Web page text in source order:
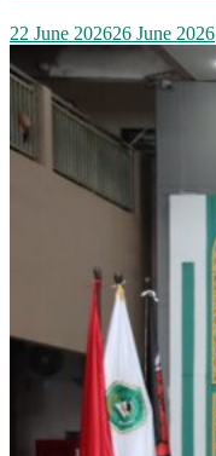
22 June 202626 June 2026